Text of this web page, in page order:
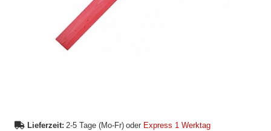
Lieferzeit: 2-5 Tage (Mo-Fr) oder Express 1 Werktag